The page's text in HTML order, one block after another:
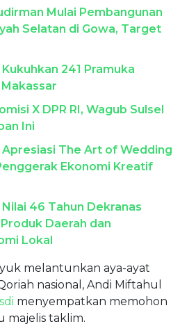
Mulai Pembangunan
Selatan di Gowa, Target
241 Pramuka
X DPR RI, Wagub Sulsel
Ini
The Art of Wedding
Ekonomi Kreatif
46 Tahun Dekranas
Daerah dan
Lokal
melantunkan aya-ayat
nasional, Andi Miftahul
menyempatkan memohon
majelis taklim.